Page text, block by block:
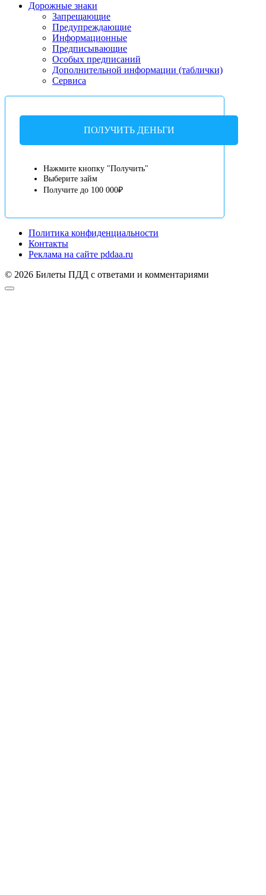
Дорожные знаки
Запрещающие
Предупреждающие
Информационные
Предписывающие
Особых предписаний
Дополнительной информации (таблички)
Сервиса
ПОЛУЧИТЬ ДЕНЬГИ
Нажмите кнопку "Получить"
Выберите займ
Получите до 100 000₽
Политика конфиденциальности
Контакты
Реклама на сайте pddaa.ru
© 2026 Билеты ПДД с ответами и комментариями